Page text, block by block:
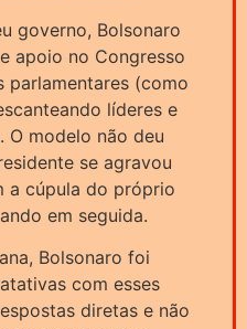
governo, Bolsonaro
apoio no Congresso
parlamentares (como
líderes e
O modelo não deu
se agravou
a cúpula do próprio
em seguida.
Bolsonaro foi
com esses
diretas e não